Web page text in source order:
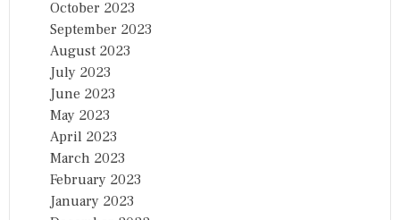
October 2023
September 2023
August 2023
July 2023
June 2023
May 2023
April 2023
March 2023
February 2023
January 2023